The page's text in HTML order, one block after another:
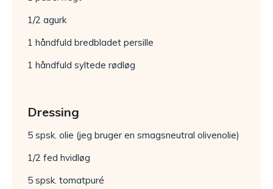
1/2 agurk
1 håndfuld bredbladet persille
1 håndfuld syltede rødløg
Dressing
5 spsk. olie (jeg bruger en smagsneutral olivenolie)
1/2 fed hvidløg
5 spsk. tomatpuré